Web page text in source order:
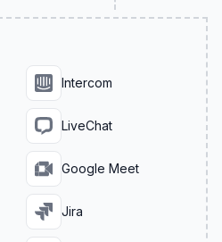
Intercom
LiveChat
Google Meet
Jira